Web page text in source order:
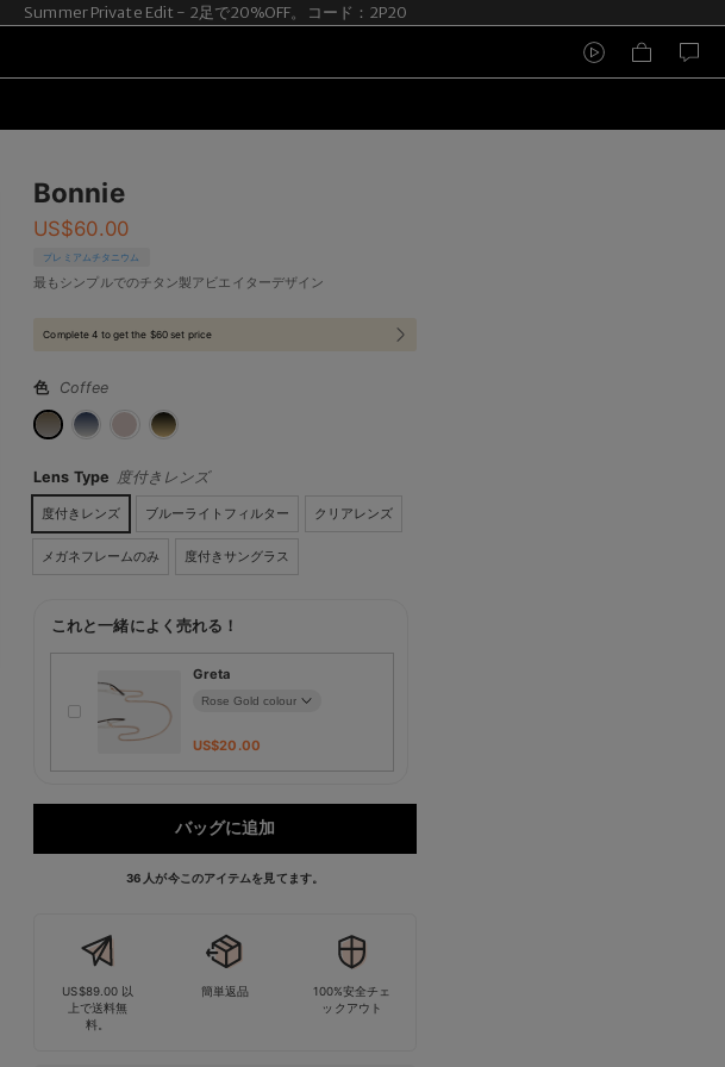
Summer Private Edit - 2足で20%OFF。コード：2P20
Bonnie
US$60.00
プレミアムチタニウム
最もシンプルでのチタン製アビエイターデザイン
Complete 4 to get the $60 set price
色 Coffee
Lens Type 度付きレンズ
度付きレンズ ブルーライトフィルター クリアレンズ
メガネフレームのみ 度付きサングラス
これと一緒によく売れる！
Greta
US$20.00
バッグに追加
36 人が今このアイテムを見てます。
US$89.00 以
上で送料無
料。
簡単返品
100%安全チェ
ックアウト